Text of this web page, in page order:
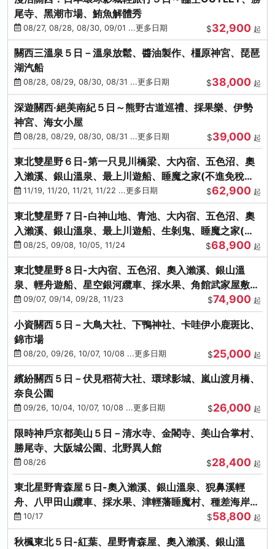
尾寺、黑潮市場、鮪魚解體秀
08/27, 08/28, 08/30, 09/01 ...更多日期 $32,900 起
關西三溫泉５日－溫泉放鬆、醬油製作、橿原神宮、琵琶
湖汽船
08/28, 08/29, 08/30, 08/31 ...更多日期 $38,000 起
深遊關西·絕美南紀５日～熊野古道巡禮、採果樂、伊勢
神宮、海女小屋
08/28, 08/29, 08/30, 08/31 ...更多日期 $39,000 起
東北雙星野６日-第一只見川橋梁、大內宿、五色沼、奧
入瀨溪、銀山溫泉、最上川遊船、睡魔之家(不進免稅店)
(仙/青)
11/19, 11/20, 11/21, 11/22 ...更多日期 $62,900 起
東北雙星野７日-白神山地、青池、大內宿、五色沼、奧
入瀨溪、銀山溫泉、最上川遊船、生剝鬼、睡魔之家(不
進免稅店)(仙/青)
08/25, 09/08, 10/05, 11/24 $68,900 起
東北雙星野８日-大內宿、五色沼、奧入瀨溪、銀山溫
泉、輕舟遊船、星空銀河纜車、採水果、角館武家屋敷
(不進免稅店)(仙/青)
09/07, 09/14, 09/28, 11/23 $74,900 起
小資關西５日－大鳥大社、下鴨神社、卡哇伊小鹿斑比、
錦市場
08/20, 09/26, 10/07, 10/08 ...更多日期 $25,000 起
繽紛關西５日－伏見稻荷大社、環球影城、嵐山渡月橋、
奈良公園
09/26, 10/04, 10/07, 10/08 ...更多日期 $26,000 起
限時神戶京都美山５日－清水寺、金閣寺、美山合掌村、
勝尾寺、大阪城公園、北野異人館
08/26 $28,400 起
東北星野青森屋５日-奧入瀨溪、銀山溫泉、猊鼻溪輕
舟、八甲田山纜車、採水果、津輕藩睡魔村、種差海岸
(不進免稅店)
10/17 $58,800 起
秋楓東北５日-紅葉、星野青森屋、奧入瀨溪、銀山溫